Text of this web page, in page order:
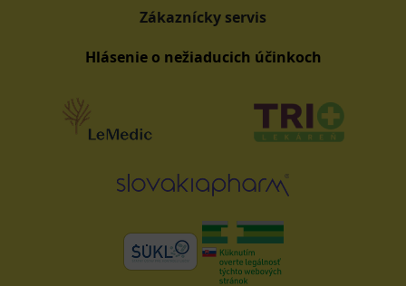
Zákaznícky servis
Hlásenie o nežiaducich účinkoch